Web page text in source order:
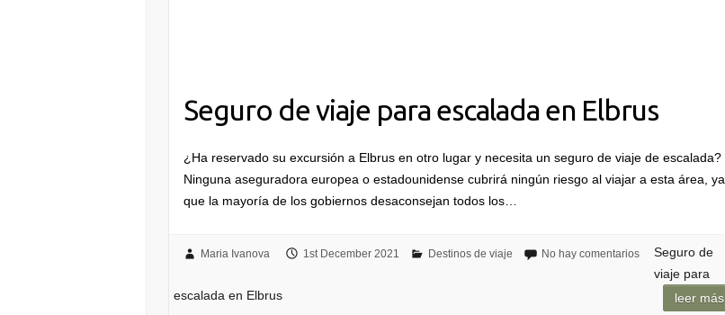
Seguro de viaje para escalada en Elbrus
¿Ha reservado su excursión a Elbrus en otro lugar y necesita un seguro de viaje de escalada?
Ninguna aseguradora europea o estadounidense cubrirá ningún riesgo al viajar a esta área, ya
que la mayoría de los gobiernos desaconsejan todos los…
Maria Ivanova 1st December 2021 Destinos de viaje No hay comentarios
Seguro de
viaje para
escalada en Elbrus
leer más